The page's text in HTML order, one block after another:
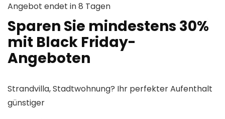
Angebot endet in 8 Tagen
Sparen Sie mindestens 30%
mit Black Friday-
Angeboten
Strandvilla, Stadtwohnung? Ihr perfekter Aufenthalt
günstiger